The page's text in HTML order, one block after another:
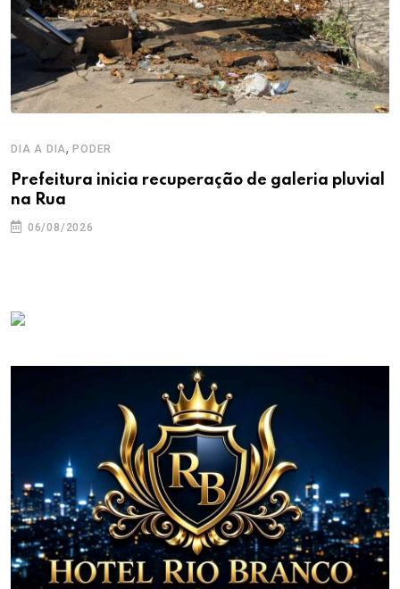
DIA A DIA,PODER
Prefeitura inicia recuperação de galeria pluvial
na Rua
06/08/2026